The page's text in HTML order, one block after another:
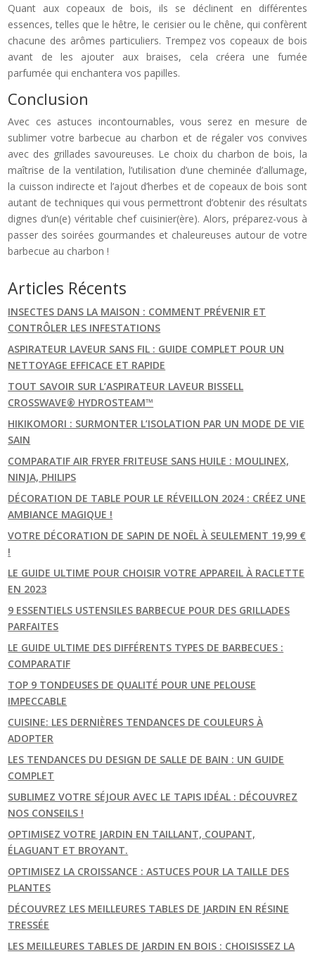
Quant aux copeaux de bois, ils se déclinent en différentes
essences, telles que le hêtre, le cerisier ou le chêne, qui confèrent
chacune des arômes particuliers. Trempez vos copeaux de bois
avant de les ajouter aux braises, cela créera une fumée
parfumée qui enchantera vos papilles.
Conclusion
Avec ces astuces incontournables, vous serez en mesure de
sublimer votre barbecue au charbon et de régaler vos convives
avec des grillades savoureuses. Le choix du charbon de bois, la
maîtrise de la ventilation, l’utilisation d’une cheminée d’allumage,
la cuisson indirecte et l’ajout d’herbes et de copeaux de bois sont
autant de techniques qui vous permettront d’obtenir des résultats
dignes d’un(e) véritable chef cuisinier(ère). Alors, préparez-vous à
passer des soirées gourmandes et chaleureuses autour de votre
barbecue au charbon !
Articles Récents
INSECTES DANS LA MAISON : COMMENT PRÉVENIR ET
CONTRÔLER LES INFESTATIONS
ASPIRATEUR LAVEUR SANS FIL : GUIDE COMPLET POUR UN
NETTOYAGE EFFICACE ET RAPIDE
TOUT SAVOIR SUR L’ASPIRATEUR LAVEUR BISSELL
CROSSWAVE® HYDROSTEAM™
HIKIKOMORI : SURMONTER L’ISOLATION PAR UN MODE DE VIE
SAIN
COMPARATIF AIR FRYER FRITEUSE SANS HUILE : MOULINEX,
NINJA, PHILIPS
DÉCORATION DE TABLE POUR LE RÉVEILLON 2024 : CRÉEZ UNE
AMBIANCE MAGIQUE !
VOTRE DÉCORATION DE SAPIN DE NOËL À SEULEMENT 19,99 €
!
LE GUIDE ULTIME POUR CHOISIR VOTRE APPAREIL À RACLETTE
EN 2023
9 ESSENTIELS USTENSILES BARBECUE POUR DES GRILLADES
PARFAITES
LE GUIDE ULTIME DES DIFFÉRENTS TYPES DE BARBECUES :
COMPARATIF
TOP 9 TONDEUSES DE QUALITÉ POUR UNE PELOUSE
IMPECCABLE
CUISINE: LES DERNIÈRES TENDANCES DE COULEURS À
ADOPTER
LES TENDANCES DU DESIGN DE SALLE DE BAIN : UN GUIDE
COMPLET
SUBLIMEZ VOTRE SÉJOUR AVEC LE TAPIS IDÉAL : DÉCOUVREZ
NOS CONSEILS !
OPTIMISEZ VOTRE JARDIN EN TAILLANT, COUPANT,
ÉLAGUANT ET BROYANT.
OPTIMISEZ LA CROISSANCE : ASTUCES POUR LA TAILLE DES
PLANTES
DÉCOUVREZ LES MEILLEURES TABLES DE JARDIN EN RÉSINE
TRESSÉE
LES MEILLEURES TABLES DE JARDIN EN BOIS : CHOISISSEZ LA